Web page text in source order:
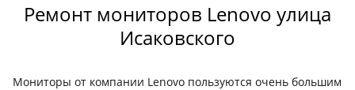
Ремонт мониторов Lenovo улица
Исаковского
Мониторы от компании Lenovo пользуются очень большим